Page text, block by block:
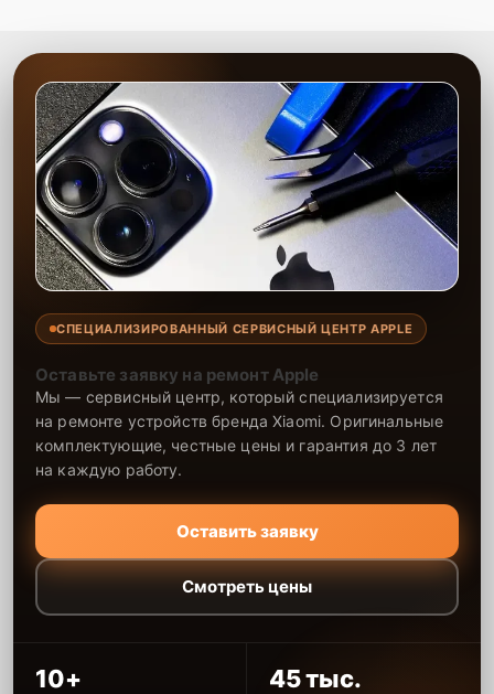
телефона с минимальными затратами времени. Опытные
долгую работу устройства после замены. На все работы и
установленные компоненты предоставляется гарантия, что
подтверждает надежность и долговечность ремонта. Доверьте
замену аккумулятора нашему сервису, и телефон снова будет
держать заряд, как новый.
СПЕЦИАЛИЗИРОВАННЫЙ СЕРВИСНЫЙ ЦЕНТР APPLE
Оставьте заявку на ремонт Apple
Мы — сервисный центр, который специализируется
на ремонте устройств бренда Xiaomi. Оригинальные
комплектующие, честные цены и гарантия до 3 лет
на каждую работу.
Оставить заявку
Смотреть цены
10+ 45 тыс.